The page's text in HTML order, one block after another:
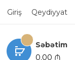
Giriş Qeydiyyat
Səbətim
0.00 ₼